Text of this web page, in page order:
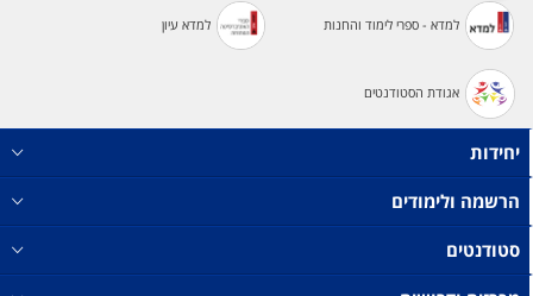
למדא - ספרי לימוד והחנות למדא עיון
אגודת הסטודנטים
יחידות
הרשמה ולימודים
סטודנטים